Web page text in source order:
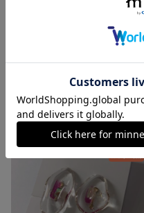
タッセルイヤーアクセサリー
展示中